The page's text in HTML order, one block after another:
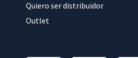
Quiero ser distribuidor
Outlet